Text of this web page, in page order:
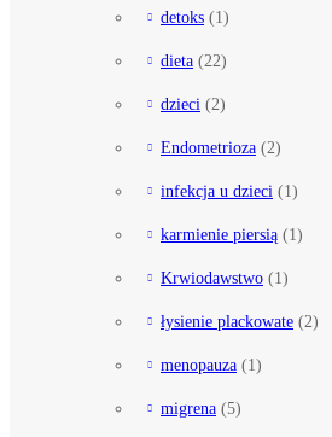
detoks (1)
dieta (22)
dzieci (2)
Endometrioza (2)
infekcja u dzieci (1)
karmienie piersią (1)
Krwiodawstwo (1)
łysienie plackowate (2)
menopauza (1)
migrena (5)